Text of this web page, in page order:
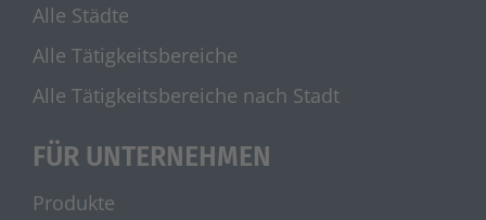
Alle Städte
Alle Tätigkeitsbereiche
Alle Tätigkeitsbereiche nach Stadt
FÜR UNTERNEHMEN
Produkte